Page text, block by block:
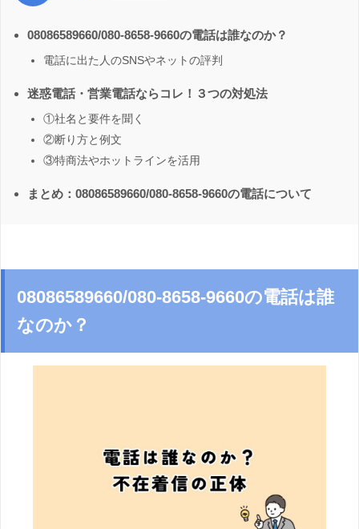
08086589660/080-8658-9660の電話は誰なのか？
電話に出た人のSNSやネットの評判
迷惑電話・営業電話ならコレ！３つの対処法
①社名と要件を聞く
②断り方と例文
③特商法やホットラインを活用
まとめ：08086589660/080-8658-9660の電話について
08086589660/080-8658-9660の電話は誰
なのか？